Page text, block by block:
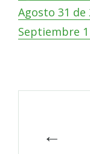
Agosto 31 de
Septiembre
←